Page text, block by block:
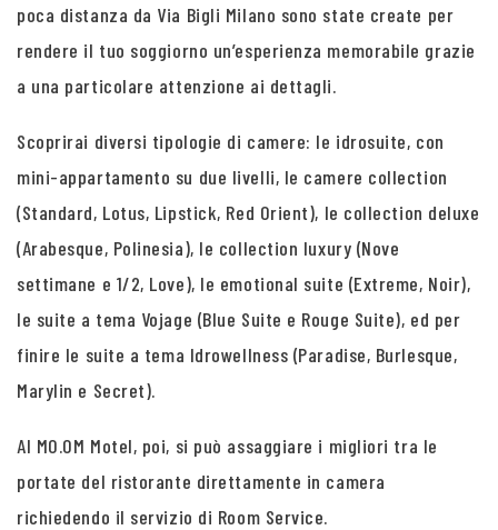
poca distanza da Via Bigli Milano sono state create per
rendere il tuo soggiorno un’esperienza memorabile grazie
a una particolare attenzione ai dettagli.
Scoprirai diversi tipologie di camere: le idrosuite, con
mini-appartamento su due livelli, le camere collection
(Standard, Lotus, Lipstick, Red Orient), le collection deluxe
(Arabesque, Polinesia), le collection luxury (Nove
settimane e 1/2, Love), le emotional suite (Extreme, Noir),
le suite a tema Vojage (Blue Suite e Rouge Suite), ed per
finire le suite a tema Idrowellness (Paradise, Burlesque,
Marylin e Secret).
Al MO.OM Motel, poi, si può assaggiare i migliori tra le
portate del ristorante direttamente in camera
richiedendo il servizio di Room Service.